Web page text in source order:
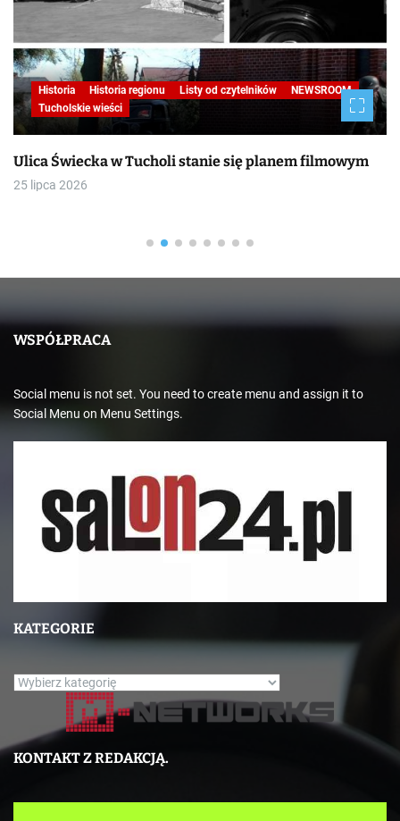
Historia Historia regionu Listy od czytelników
NEWSROOM
Tucholskie wieści
Ulica Świecka w Tucholi stanie się planem filmowym
25 lipca 2026
WSPÓŁPRACA
Social menu is not set. You need to create menu and assign it to
Social Menu on Menu Settings.
KATEGORIE
K
e
KONTAKT Z REDAKCJĄ.